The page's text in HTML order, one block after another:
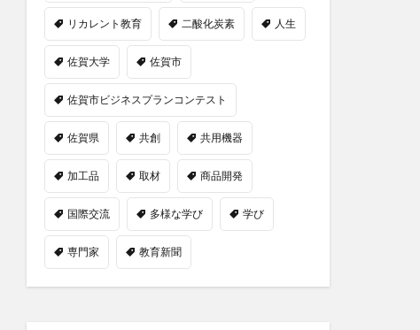
リカレント教育 二酸化炭素 人生
佐賀大学 佐賀市
佐賀市ビジネスプランコンテスト
佐賀県 共創 共用機器
加工品 取材 商品開発
国際交流 多様な学び 学び
専門家 教育新聞